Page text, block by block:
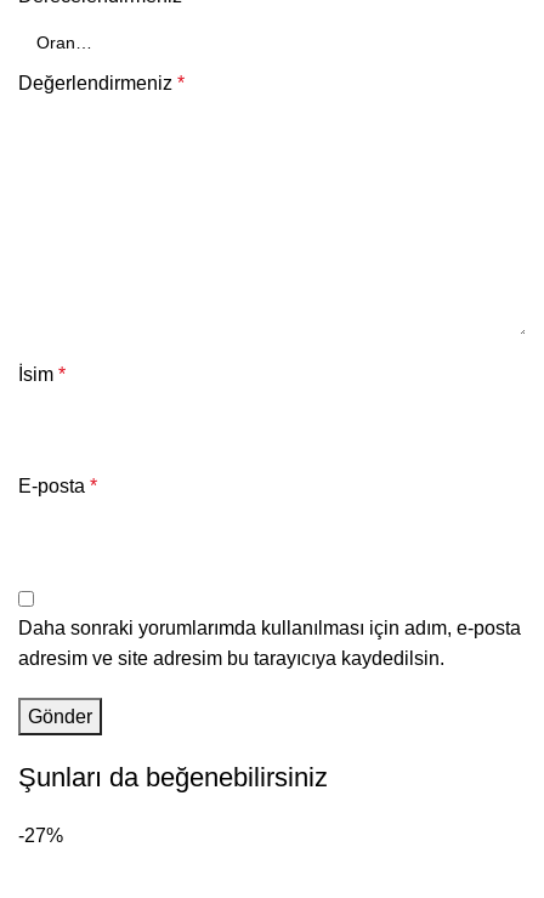
Değerlendirmeniz *
İsim *
E-posta *
Daha sonraki yorumlarımda kullanılması için adım, e-posta
adresim ve site adresim bu tarayıcıya kaydedilsin.
Şunları da beğenebilirsiniz
-27%